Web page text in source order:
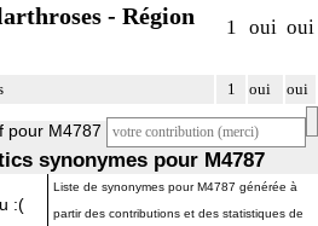
- Région
1 oui oui
1 oui oui
pour M4787
synonymes pour M4787
:(
Liste de synonymes pour M4787 générée à
partir des contributions et des statistiques de